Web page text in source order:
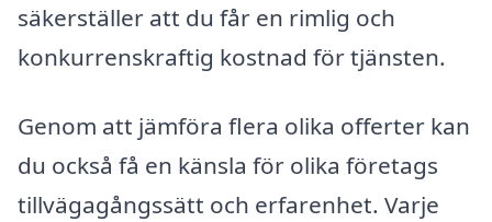
säkerställer att du får en rimlig och
konkurrenskraftig kostnad för tjänsten.
Genom att jämföra flera olika offerter kan
du också få en känsla för olika företags
tillvägagångssätt och erfarenhet. Varje